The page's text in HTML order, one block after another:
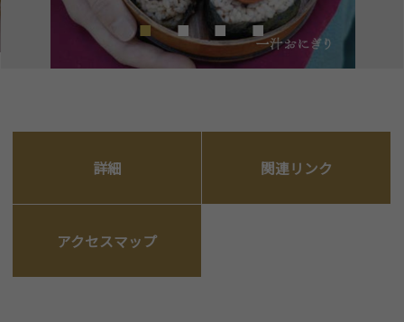
詳細 関連リンク
アクセスマップ